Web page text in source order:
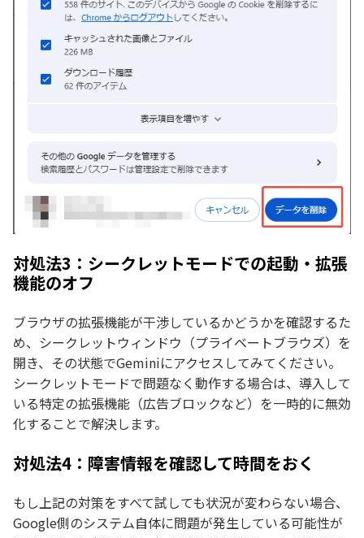
対処法3：シークレットモードでの起動・拡張
機能のオフ
ブラウザの拡張機能が干渉しているかどうかを確認するた
め、シークレットウィンドウ（プライベートブラウズ）を
開き、その状態でGeminiにアクセスしてみてください。
シークレットモードで問題なく動作する場合は、導入して
いる特定の拡張機能（広告ブロックなど）を一時的に無効
化することで解決します。
対処法4：障害情報を確認して時間をおく
もし上記の対策をすべて試しても状況が変わらない場合、
Google側のシステム自体に問題が発生している可能性が